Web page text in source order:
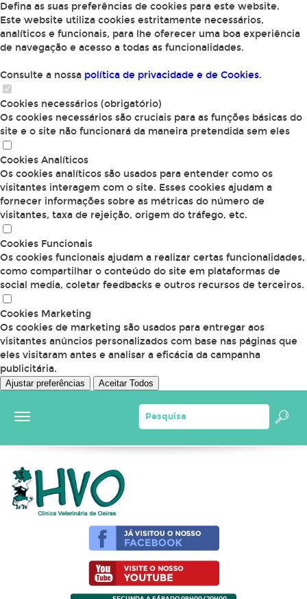
Defina as suas preferências de cookies para este website.
Este website utiliza cookies estritamente necessários,
analíticos e funcionais, para lhe oferecer uma boa experiência
de navegação e acesso a todas as funcionalidades.
Consulte a nossa política de privacidade e de Cookies.
Cookies necessários (obrigatório)
Os cookies necessários são cruciais para as funções básicas do
site e o site não funcionará da maneira pretendida sem eles
Cookies Analíticos
Os cookies analíticos são usados para entender como os
visitantes interagem com o site. Esses cookies ajudam a
fornecer informações sobre as métricas do número de
visitantes, taxa de rejeição, origem do tráfego, etc.
Cookies Funcionais
Os cookies funcionais ajudam a realizar certas funcionalidades,
como compartilhar o conteúdo do site em plataformas de
social media, coletar feedbacks e outros recursos de terceiros.
Cookies Marketing
Os cookies de marketing são usados para entregar aos
visitantes anúncios personalizados com base nas páginas que
eles visitaram antes e analisar a eficácia da campanha
publicitária.
Ajustar preferências Aceitar Todos